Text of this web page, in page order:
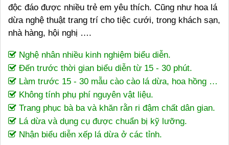
độc đáo được nhiều trẻ em yêu thích. Cũng như hoa lá
dừa nghệ thuật trang trí cho tiệc cưới, trong khách sạn,
nhà hàng, hội nghị ….
Nghệ nhân nhiều kinh nghiệm biểu diễn.
Đến trước thời gian biểu diễn từ 15 - 30 phút.
Làm trước 15 - 30 mẫu cào cào lá dừa, hoa hồng …
Không tính phụ phí nguyên vật liệu.
Trang phục bà ba và khăn rằn ri đậm chất dân gian.
Lá dừa và dụng cụ được chuẩn bị kỹ lưỡng.
Nhận biểu diễn xếp lá dừa ở các tỉnh.